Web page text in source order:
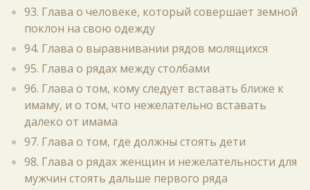
93. Глава о человеке, который совершает земной
поклон на свою одежду
94. Глава о выравнивании рядов молящихся
95. Глава о рядах между столбами
96. Глава о том, кому следует вставать ближе к
имаму, и о том, что нежелательно вставать
далеко от имама
97. Глава о том, где должны стоять дети
98. Глава о рядах женщин и нежелательности для
мужчин стоять дальше первого ряда